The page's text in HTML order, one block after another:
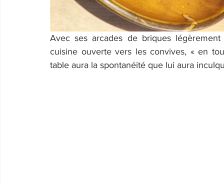
Avec ses arcades de briques
cuisine ouverte vers les convives, « en
table aura la spontanéité que lui aura